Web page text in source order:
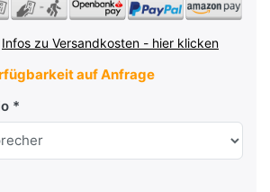
Infos zu Versandkosten - hier klicken
auf Anfrage